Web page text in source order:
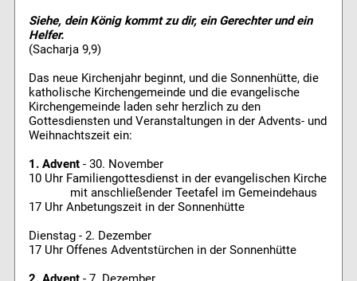
Siehe, dein König kommt zu dir, ein Gerechter und ein
Helfer.
(Sacharja 9,9)
Das neue Kirchenjahr beginnt, und die Sonnenhütte, die
katholische Kirchengemeinde und die evangelische
Kirchengemeinde laden sehr herzlich zu den
Gottesdiensten und Veranstaltungen in der Advents- und
Weihnachtszeit ein:
1. Advent- 30. November
10 Uhr Familiengottesdienst in der evangelischen Kirche
mit anschließender Teetafel im Gemeindehaus
17 Uhr Anbetungszeit in der Sonnenhütte
Dienstag - 2. Dezember
17 Uhr Offenes Adventstürchen in der Sonnenhütte